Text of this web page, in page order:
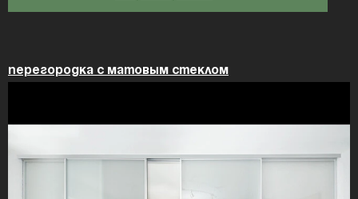
Перегородка с матовым стеклом